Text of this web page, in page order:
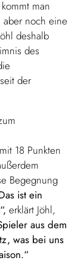
man
noch eine
deshalb
des
der
18 Punkten
Begegnung
ist ein
erklärt Jöhl,
aus dem
was bei uns